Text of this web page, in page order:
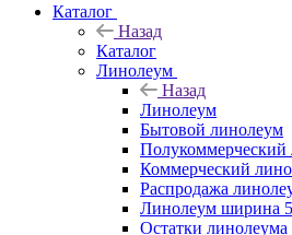
Каталог
Назад
Каталог
Линолеум
Назад
Линолеум
Бытовой линолеум
Полукоммерческий
Коммерческий
Распродажа
Линолеум ширина
Остатки линолеума